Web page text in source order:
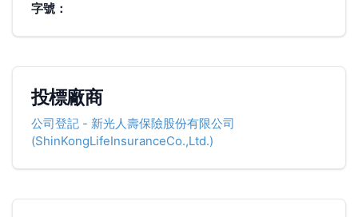
字號：
投標廠商
公司登記- 新光人壽保險股份有限公司
(ShinKongLifeInsuranceCo.,Ltd.)